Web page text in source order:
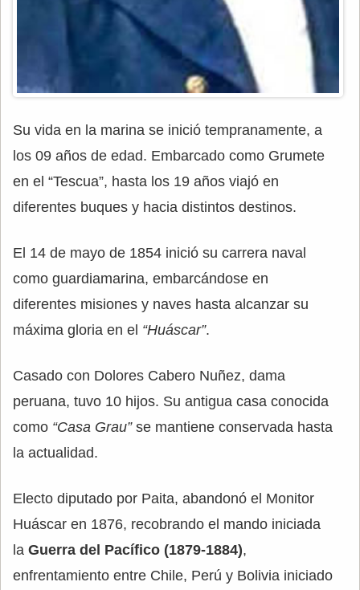
Su vida en la marina se inició tempranamente, a
los 09 años de edad. Embarcado como Grumete
en el “Tescua”, hasta los 19 años viajó en
diferentes buques y hacia distintos destinos.
El 14 de mayo de 1854 inició su carrera naval
como guardiamarina, embarcándose en
diferentes misiones y naves hasta alcanzar su
máxima gloria en el “Huáscar”.
Casado con Dolores Cabero Nuñez, dama
peruana, tuvo 10 hijos. Su antigua casa conocida
como “Casa Grau”se mantiene conservada hasta
la actualidad.
Electo diputado por Paita, abandonó el Monitor
Huáscar en 1876, recobrando el mando iniciada
la Guerra del Pacífico (1879-1884),
enfrentamiento entre Chile, Perú y Bolivia iniciado